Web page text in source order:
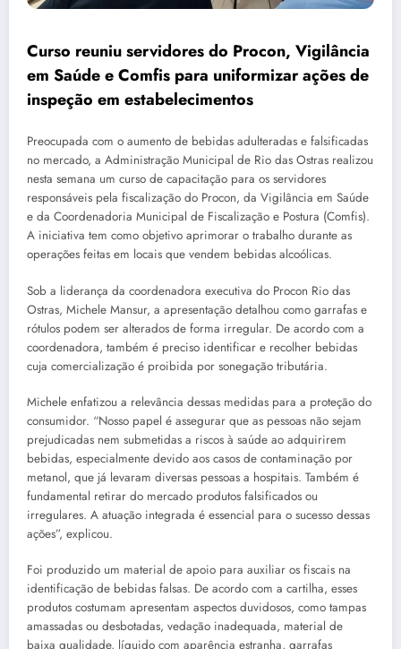
Curso reuniu servidores do Procon, Vigilância
em Saúde e Comfis para uniformizar ações de
inspeção em estabelecimentos
Preocupada com o aumento de bebidas adulteradas e falsificadas
no mercado, a Administração Municipal de Rio das Ostras realizou
nesta semana um curso de capacitação para os servidores
responsáveis pela fiscalização do Procon, da Vigilância em Saúde
e da Coordenadoria Municipal de Fiscalização e Postura (Comfis).
A iniciativa tem como objetivo aprimorar o trabalho durante as
operações feitas em locais que vendem bebidas alcoólicas.
Sob a liderança da coordenadora executiva do Procon Rio das
Ostras, Michele Mansur, a apresentação detalhou como garrafas e
rótulos podem ser alterados de forma irregular. De acordo com a
coordenadora, também é preciso identificar e recolher bebidas
cuja comercialização é proibida por sonegação tributária.
Michele enfatizou a relevância dessas medidas para a proteção do
consumidor. “Nosso papel é assegurar que as pessoas não sejam
prejudicadas nem submetidas a riscos à saúde ao adquirirem
bebidas, especialmente devido aos casos de contaminação por
metanol, que já levaram diversas pessoas a hospitais. Também é
fundamental retirar do mercado produtos falsificados ou
irregulares. A atuação integrada é essencial para o sucesso dessas
ações”, explicou.
Foi produzido um material de apoio para auxiliar os fiscais na
identificação de bebidas falsas. De acordo com a cartilha, esses
produtos costumam apresentam aspectos duvidosos, como tampas
amassadas ou desbotadas, vedação inadequada, material de
baixa qualidade, líquido com aparência estranha, garrafas